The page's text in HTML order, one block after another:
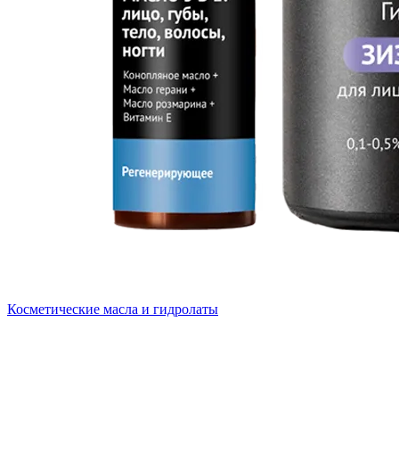
Косметические масла и гидролаты